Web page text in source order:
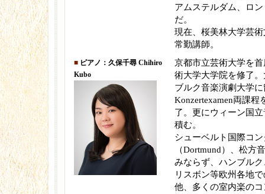
アムステルダム、ロ
だ。
現在、桜美林大学芸
常勤講師。
■ ピアノ：久保千尋 Chihiro
Kubo
京都市立芸術大学を
術大学大学院を修了
ブルク音楽演劇大学
Konzertexamen両課程
了。更にウィーン国
積む。
シューベルト国際コ
（Dortmund）、松方
みならず、ハンブル
リスボン等欧州各地
他、多くの室内楽の